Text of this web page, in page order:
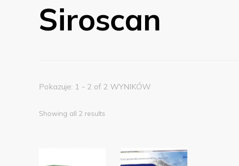
Siroscan
Pokazuje: 1 - 2 of 2 WYNIKÓW
Showing all 2 results